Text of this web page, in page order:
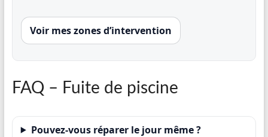
Voir mes zones d’intervention
FAQ – Fuite de piscine
Pouvez-vous réparer le jour même ?